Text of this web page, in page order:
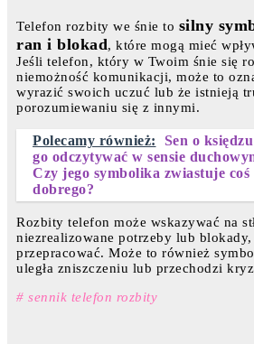
Telefon rozbity we śnie to silny
ran i blokad, które mogą mieć
Jeśli telefon, który w Twoim śnie się
niemożność komunikacji, może to
wyrazić swoich uczuć lub że istnieją
porozumiewaniu się z innymi.
Polecamy również:
Sen o
go odczytywać w sensie
Czy jego symbolika zwiastuje coś
dobrego?
Rozbity telefon może wskazywać na
niezrealizowane potrzeby lub
przepracować. Może to również
uległa zniszczeniu lub przechodzi
# sennik telefon rozbity